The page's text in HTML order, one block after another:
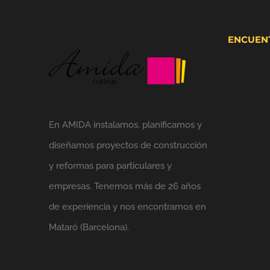
En AMIDA instalamos, planificamos y
diseñamos proyectos de construcción
y reformas para particulares y
empresas. Tenemos más de 26 años
de experiencia y nos encontramos en
Mataró (Barcelona).